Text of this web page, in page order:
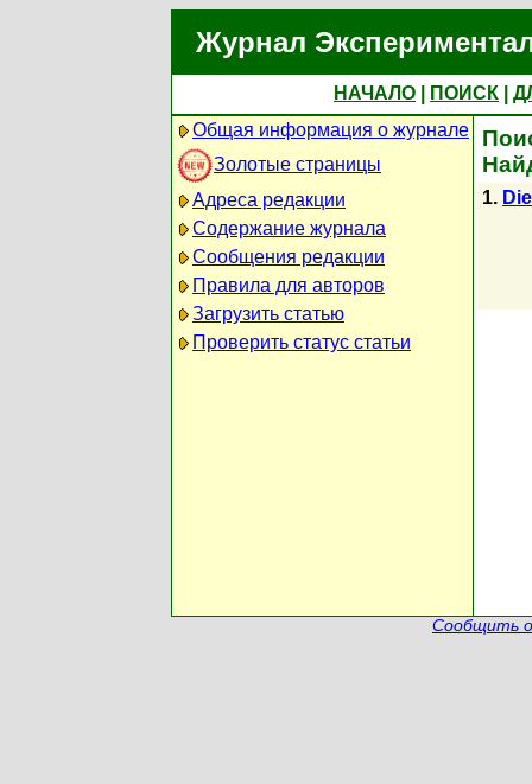
Журнал
НАЧАЛО ПОИСК
Общая информация о журнале
Золотые страницы
Адреса редакции
Содержание журнала
Сообщения редакции
Правила для авторов
Загрузить статью
Проверить статус статьи
1.
Сообщить о